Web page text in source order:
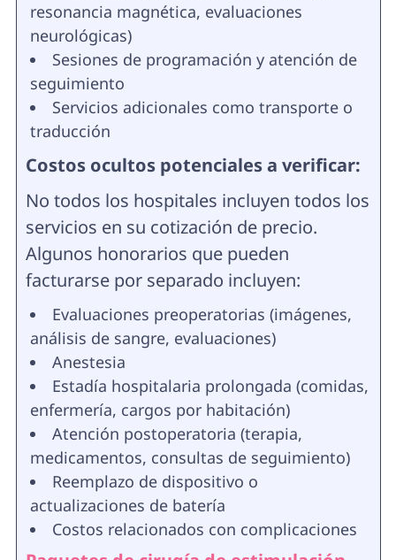
resonancia magnética, evaluaciones
neurológicas)
Sesiones de programación y atención de
seguimiento
Servicios adicionales como transporte o
traducción
Costos ocultos potenciales a verificar:
No todos los hospitales incluyen todos los
servicios en su cotización de precio.
Algunos honorarios que pueden
facturarse por separado incluyen:
Evaluaciones preoperatorias (imágenes,
análisis de sangre, evaluaciones)
Anestesia
Estadía hospitalaria prolongada (comidas,
enfermería, cargos por habitación)
Atención postoperatoria (terapia,
medicamentos, consultas de seguimiento)
Reemplazo de dispositivo o
actualizaciones de batería
Costos relacionados con complicaciones